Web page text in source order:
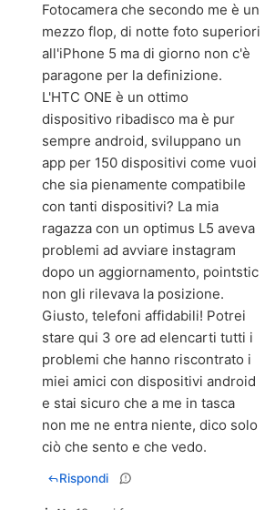
Fotocamera che secondo me è un
mezzo flop, di notte foto superiori
all'iPhone 5 ma di giorno non c'è
paragone per la definizione.
L'HTC ONE è un ottimo
dispositivo ribadisco ma è pur
sempre android, sviluppano un
app per 150 dispositivi come vuoi
che sia pienamente compatibile
con tanti dispositivi? La mia
ragazza con un optimus L5 aveva
problemi ad avviare instagram
dopo un aggiornamento, pointstic
non gli rilevava la posizione.
Giusto, telefoni affidabili! Potrei
stare qui 3 ore ad elencarti tutti i
problemi che hanno riscontrato i
miei amici con dispositivi android
e stai sicuro che a me in tasca
non me ne entra niente, dico solo
ciò che sento e che vedo.
Rispondi